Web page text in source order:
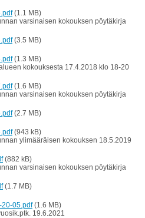
(1.1 MB)
varsinaisen kokouksen pöytäkirja
(3.5 MB)
(1.3 MB)
kokouksesta 17.4.2018 klo 18-20
(1.6 MB)
varsinaisen kokouksen pöytäkirja
(2.7 MB)
(943 kB)
ylimääräisen kokouksen 18.5.2019
(882 kB)
varsinaisen kokouksen pöytäkirja
(1.7 MB)
05.pdf (1.6 MB)
19.6.2021